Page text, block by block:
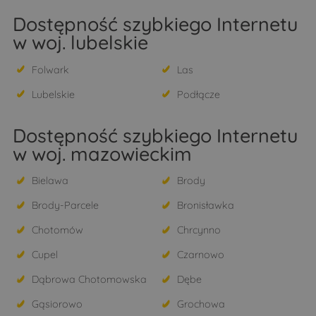
Dostępność szybkiego Internetu
w woj. lubelskie
Folwark
Las
Lubelskie
Podłącze
Dostępność szybkiego Internetu
w woj. mazowieckim
Bielawa
Brody
Brody-Parcele
Bronisławka
Chotomów
Chrcynno
Cupel
Czarnowo
Dąbrowa Chotomowska
Dębe
Gąsiorowo
Grochowa